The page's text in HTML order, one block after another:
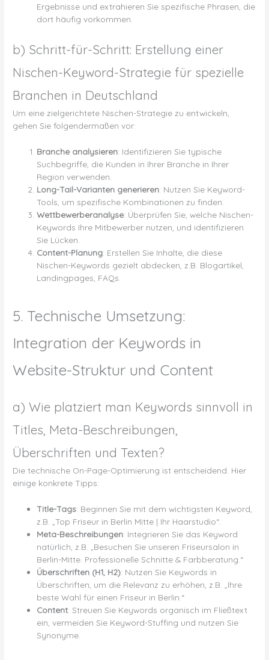
Ergebnisse und extrahieren Sie spezifische Phrasen, die
dort häufig vorkommen.
b) Schritt-für-Schritt: Erstellung einer
Nischen-Keyword-Strategie für spezielle
Branchen in Deutschland
Um eine zielgerichtete Nischen-Strategie zu entwickeln,
gehen Sie folgendermaßen vor:
Branche analysieren: Identifizieren Sie typische
Suchbegriffe, die Kunden in Ihrer Branche in Ihrer
Region verwenden.
Long-Tail-Varianten generieren: Nutzen Sie Keyword-
Tools, um spezifische Kombinationen zu finden.
Wettbewerberanalyse: Überprüfen Sie, welche Nischen-
Keywords Ihre Mitbewerber nutzen, und identifizieren
Sie Lücken.
Content-Planung: Erstellen Sie Inhalte, die diese
Nischen-Keywords gezielt abdecken, z.B. Blogartikel,
Landingpages, FAQs.
5. Technische Umsetzung:
Integration der Keywords in
Website-Struktur und Content
a) Wie platziert man Keywords sinnvoll in
Titles, Meta-Beschreibungen,
Überschriften und Texten?
Die technische On-Page-Optimierung ist entscheidend. Hier
einige konkrete Tipps:
Title-Tags: Beginnen Sie mit dem wichtigsten Keyword,
z.B. „Top Friseur in Berlin Mitte | Ihr Haarstudio“.
Meta-Beschreibungen: Integrieren Sie das Keyword
natürlich, z.B. „Besuchen Sie unseren Friseursalon in
Berlin-Mitte. Professionelle Schnitte & Farbberatung.“
Überschriften (H1, H2): Nutzen Sie Keywords in
Überschriften, um die Relevanz zu erhöhen, z.B. „Ihre
beste Wahl für einen Friseur in Berlin.“
Content: Streuen Sie Keywords organisch im Fließtext
ein, vermeiden Sie Keyword-Stuffing und nutzen Sie
Synonyme.